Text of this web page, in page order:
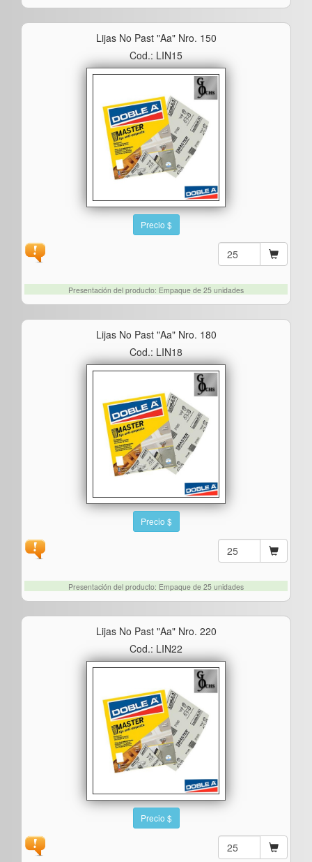
Lijas No Past "aa" Nro. 150
Cod.: LIN15
Precio $
Presentación del producto: Empaque de 25 unidades
Lijas No Past "aa" Nro. 180
Cod.: LIN18
Precio $
Presentación del producto: Empaque de 25 unidades
Lijas No Past "aa" Nro. 220
Cod.: LIN22
Precio $